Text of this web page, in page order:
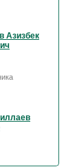
Азизбек